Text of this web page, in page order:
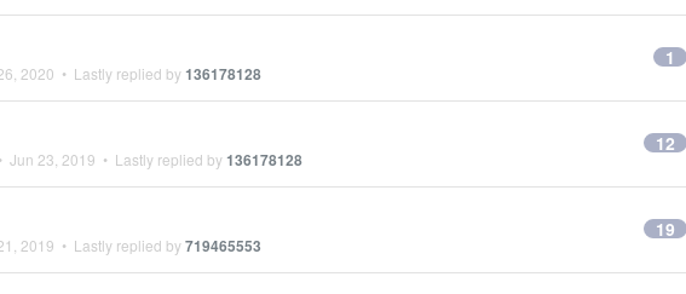
2020 • Lastly replied by136178128
1
• Jun 23, 2019 • Lastly replied by136178128
12
2019 • Lastly replied by719465553
19